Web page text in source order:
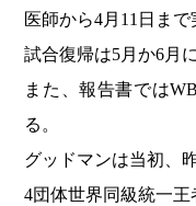
医師から4月11日ま
試合復帰は5月か6月
また、報告書では
る。
グッドマンは当初、
4団体世界同級統一